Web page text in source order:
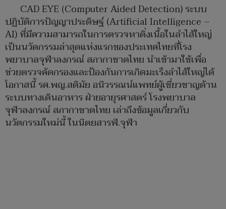
CAD EYE (Computer Aided Detection) ระบบ
ปฏิบัติการปัญญาประดิษฐ์ (Artificial Intelligence –
AI) ที่มีความสามารถในการตรวจหาติ่งเนื้อในลำไส้ใหญ่
เป็นนวัตกรรมล่าสุดแห่งแรกของประเทศไทยที่โรง
พยาบาลจุฬาลงกรณ์ สภากาชาดไทย นำเข้ามาใช้เพื่อ
ช่วยตรวจคัดกรองและป้องกันการเกิดมะเร็งลำไส้ใหญ่ได้
โอกาสนี้ รศ.พญ.สติมัย อนิวรรณน์แพทย์ผู้เชี่ยวชาญด้าน
ระบบทางเดินอาหาร ฝ่ายอายุรศาสตร์ โรงพยาบาล
จุฬาลงกรณ์ สภากาชาดไทย เล่าถึงข้อมูลเกี่ยวกับ
นวัตกรรมใหม่นี้ ในนิตยสารฬ.จุฬา